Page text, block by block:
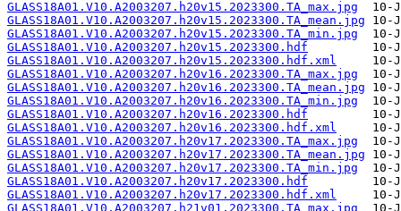
GLASS18A01.V10.A2003207.h20v15.2023300.TA_max.jpg
GLASS18A01.V10.A2003207.h20v15.2023300.TA_mean.jpg
GLASS18A01.V10.A2003207.h20v15.2023300.TA_min.jpg
GLASS18A01.V10.A2003207.h20v15.2023300.hdf
GLASS18A01.V10.A2003207.h20v15.2023300.hdf.xml
GLASS18A01.V10.A2003207.h20v16.2023300.TA_max.jpg
GLASS18A01.V10.A2003207.h20v16.2023300.TA_mean.jpg
GLASS18A01.V10.A2003207.h20v16.2023300.TA_min.jpg
GLASS18A01.V10.A2003207.h20v16.2023300.hdf
GLASS18A01.V10.A2003207.h20v16.2023300.hdf.xml
GLASS18A01.V10.A2003207.h20v17.2023300.TA_max.jpg
GLASS18A01.V10.A2003207.h20v17.2023300.TA_mean.jpg
GLASS18A01.V10.A2003207.h20v17.2023300.TA_min.jpg
GLASS18A01.V10.A2003207.h20v17.2023300.hdf
GLASS18A01.V10.A2003207.h20v17.2023300.hdf.xml
GLASS18A01.V10.A2003207.h21v01.2023300.TA_max.jpg